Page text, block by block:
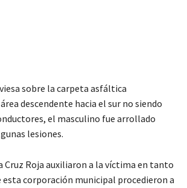
sobre la carpeta asfáltica
descendente hacia el sur no siendo
el masculino fue arrollado
lesiones.
Cruz Roja auxiliaron a la víctima en tanto
esta corporación municipal procedieron a